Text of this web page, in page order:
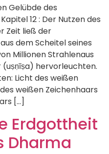
Gelübde des
12 : Der Nutzen des
Zeit ließ der
dem Scheitel seines
Millionen Strahlenaus
hervorleuchten.
Licht des weißen
weißen Zeichenhaars
[…]
Erdgottheit
Dharma